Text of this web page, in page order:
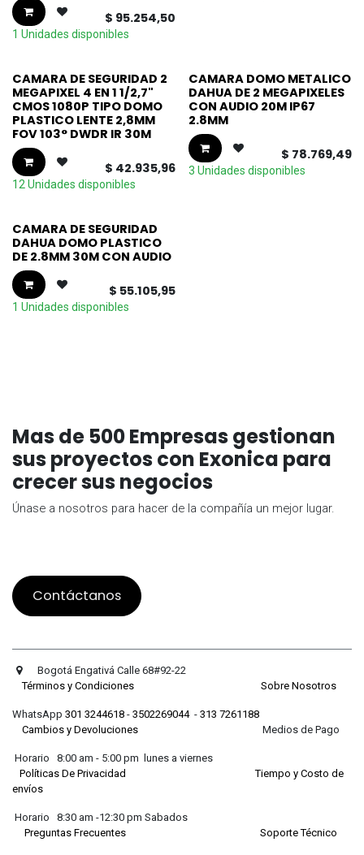
$ 95.254,50
1 Unidades disponibles
CAMARA DE SEGURIDAD 2
MEGAPIXEL 4 EN 1 1/2,7"
CMOS 1080P TIPO DOMO
PLASTICO LENTE 2,8MM
FOV 103° DWDR IR 30M
$ 42.935,96
12 Unidades disponibles
CAMARA DOMO METALICO
DAHUA DE 2 MEGAPIXELES
CON AUDIO 20M IP67
2.8MM
$ 78.769,49
3 Unidades disponibles
CAMARA DE SEGURIDAD
DAHUA DOMO PLASTICO
DE 2.8MM 30M CON AUDIO
$ 55.105,95
1 Unidades disponibles
Mas de 500 Empresas gestionan
sus proyectos con Exonica para
crecer sus negocios
Únase a nosotros para hacer de la compañía un mejor lugar.
Contáctanos
Bogotá Engativá Calle 68#92-22
Términos y Condiciones
Sobre Nosotros
WhatsApp 301 3244618 - 3502269044- 313 7261188
Cambios y Devoluciones Medios de Pago
Horario 8:00 am - 5:00 pm lunes a viernes
Políticas De Privacidad
Tiempo y Costo de
envíos
Horario 8:30 am -12:30 pm Sabados
Preguntas Frecuentes
Soporte Técnico